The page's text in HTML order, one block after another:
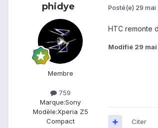
phidye
Membre
759
Marque:Sony
Modèle:Xperia Z5
Compact
Posté(e) 29 mai
HTC remonte
Modifié 29 mai
Citer